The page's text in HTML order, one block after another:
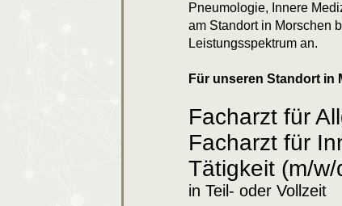
Pneumologie, Innere
am Standort in Morschen
Leistungsspektrum an.
Für unseren Standort in
Facharzt für
Facharzt für
Tätigkeit (m/w/
in Teil- oder Vollzeit